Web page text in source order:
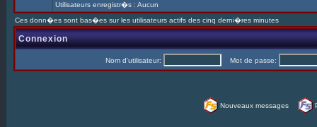
Utilisateurs enregistr�s : Aucun
Ces donn�es sont bas�es sur les utilisateurs actifs des cinq derni�res minutes
Connexion
Nom d'utilisateur: Mot de passe:
Nouveaux messages